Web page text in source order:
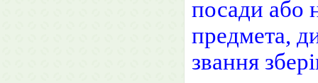
посади або
предмета,
звання